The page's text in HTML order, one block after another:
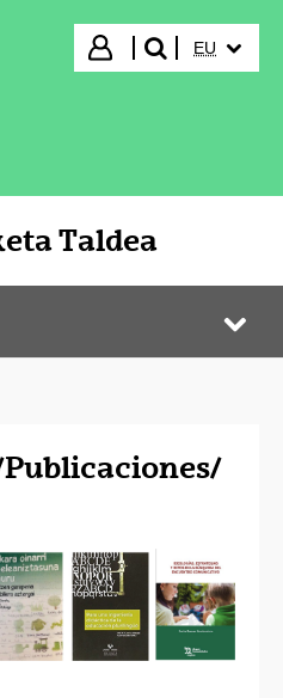
Hasi saioa
bilatu"
EU
Taldea